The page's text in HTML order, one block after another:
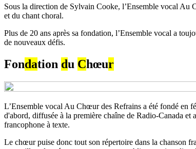
Sous la direction de Sylvain Cooke, l’Ensemble vocal Au
et du chant choral.
Plus de 20 ans après sa fondation, l’Ensemble vocal a
de nouveaux défis.
Fondation du Chœur
L’Ensemble vocal Au Chœur des Refrains a été fondé en
d'abord, diffusée à la première chaîne de Radio-Canada
francophone à texte.
Le chœur puise donc tout son répertoire dans la chanson